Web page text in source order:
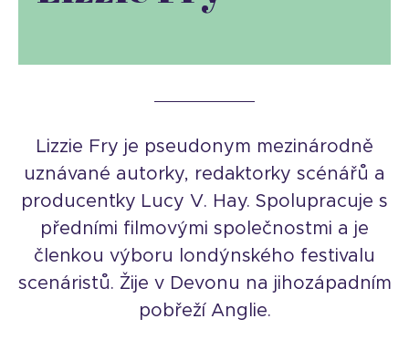
Lizzie Fry je pseudonym mezinárodně
uznávané autorky, redaktorky scénářů a
producentky Lucy V. Hay. Spolupracuje s
předními filmovými společnostmi a je
členkou výboru londýnského festivalu
scenáristů. Žije v Devonu na jihozápadním
pobřeží Anglie.